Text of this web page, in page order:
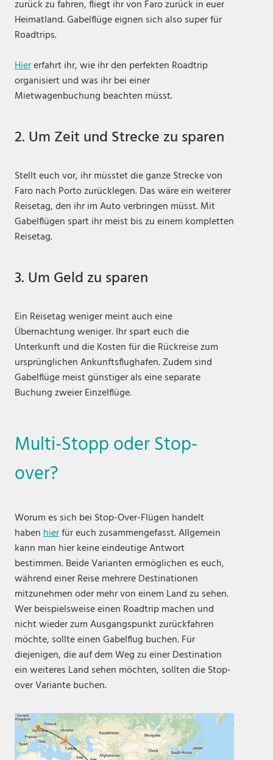
zurück zu fahren, fliegt ihr von Faro zurück in euer
Heimatland. Gabelflüge eignen sich also super für
Roadtrips.
Hiererfahrt ihr, wie ihr den perfekten Roadtrip
organisiert und was ihr bei einer
Mietwagenbuchung beachten müsst.
2. Um Zeit und Strecke zu sparen
Stellt euch vor, ihr müsstet die ganze Strecke von
Faro nach Porto zurücklegen. Das wäre ein weiterer
Reisetag, den ihr im Auto verbringen müsst. Mit
Gabelflügen spart ihr meist bis zu einem kompletten
Reisetag.
3. Um Geld zu sparen
Ein Reisetag weniger meint auch eine
Übernachtung weniger. Ihr spart euch die
Unterkunft und die Kosten für die Rückreise zum
ursprünglichen Ankunftsflughafen. Zudem sind
Gabelflüge meist günstiger als eine separate
Buchung zweier Einzelflüge.
Multi-Stopp oder Stop-
over?
Worum es sich bei Stop-Over-Flügen handelt
habenhierfür euch zusammengefasst. Allgemein
kann man hier keine eindeutige Antwort
bestimmen. Beide Varianten ermöglichen es euch,
während einer Reise mehrere Destinationen
mitzunehmen oder mehr von einem Land zu sehen.
Wer beispielsweise einen Roadtrip machen und
nicht wieder zum Ausgangspunkt zurückfahren
möchte, sollte einen Gabelflug buchen. Für
diejenigen, die auf dem Weg zu einer Destination
ein weiteres Land sehen möchten, sollten die Stop-
over Variante buchen.